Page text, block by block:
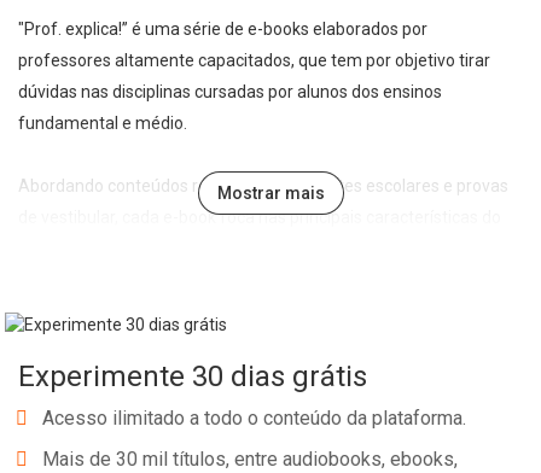
"Prof. explica!” é uma série de e-books elaborados por
professores altamente capacitados, que tem por objetivo tirar
dúvidas nas disciplinas cursadas por alunos dos ensinos
fundamental e médio.
Abordando conteúdos recorrentes em testes escolares e provas
de vestibular, cada e-book foca nas principais características do
principais pontos sobre as Revoluções Inglesas.
Mostrar mais
Experimente 30 dias grátis
Acesso ilimitado a todo o conteúdo da plataforma.
Mais de 30 mil títulos, entre audiobooks, ebooks,